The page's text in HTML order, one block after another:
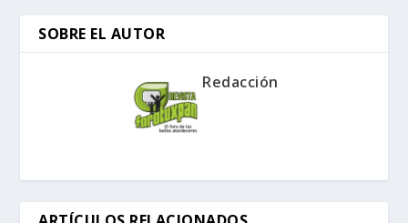
SOBRE EL AUTOR
Redacción